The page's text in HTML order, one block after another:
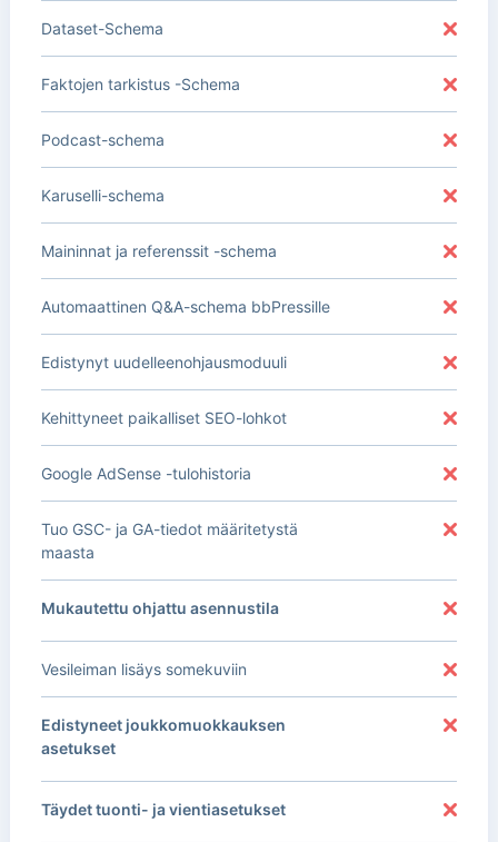
Dataset-Schema
Faktojen tarkistus -Schema
Podcast-schema
Karuselli-schema
Maininnat ja referenssit -schema
Automaattinen Q&A-schema bbPressille
Edistynyt uudelleenohjausmoduuli
Kehittyneet paikalliset SEO-lohkot
Google AdSense -tulohistoria
Tuo GSC- ja GA-tiedot määritetystä
maasta
Mukautettu ohjattu asennustila
Vesileiman lisäys somekuviin
Edistyneet joukkomuokkauksen
asetukset
Täydet tuonti- ja vientiasetukset